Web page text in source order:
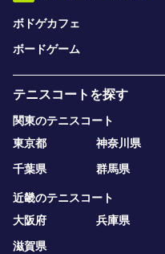
ボドゲカフェ
ボードゲーム
テニスコートを探す
関東のテニスコート
東京都
神奈川県
千葉県
群馬県
近畿のテニスコート
大阪府
兵庫県
滋賀県